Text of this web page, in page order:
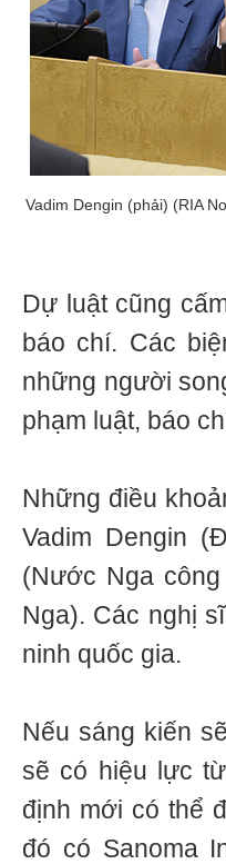
Vadim Dengin (phải) (RIA
Dự luật cũng
báo chí. Các
những người
phạm luật, báo
Những điều
Vadim Dengin
(Nước Nga
Nga). Các nghị
ninh quốc gia.
Nếu sáng kiến
sẽ có hiệu lực
định mới có thể
đó có Sanoma